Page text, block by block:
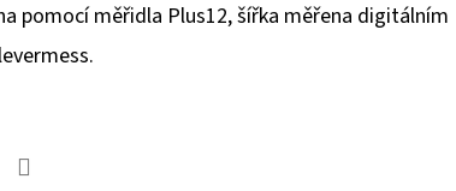
pomocí měřidla Plus12, šířka měřena digitálním